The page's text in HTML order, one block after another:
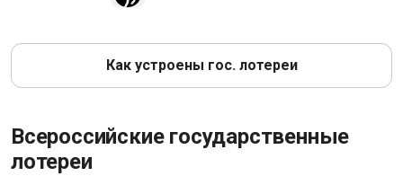
Как устроены гос. лотереи
Всероссийские государственные
лотереи